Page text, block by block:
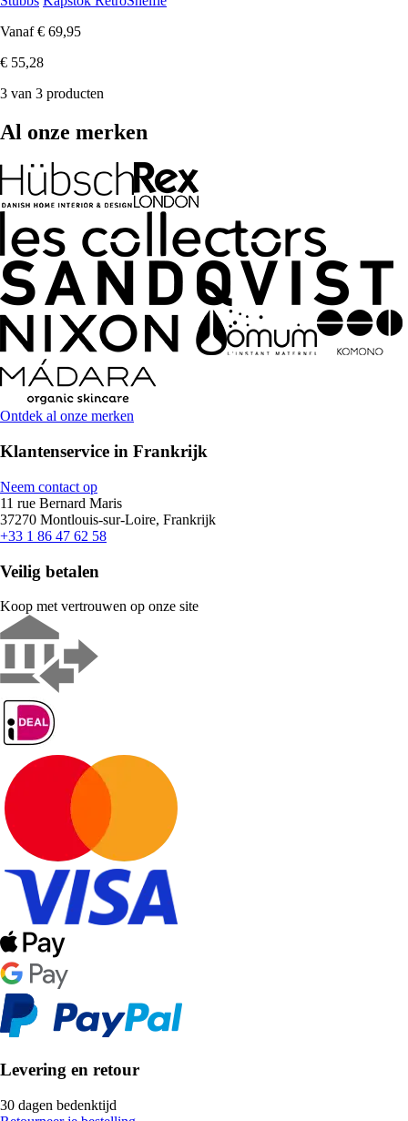
Vanaf € 69,95
€ 55,28
3 van 3 producten
Al onze merken
Ontdek al onze merken
Klantenservice in Frankrijk
Neem contact op
11 rue Bernard Maris
37270 Montlouis-sur-Loire, Frankrijk
+33 1 86 47 62 58
Veilig betalen
Koop met vertrouwen op onze site
Levering en retour
30 dagen bedenktijd